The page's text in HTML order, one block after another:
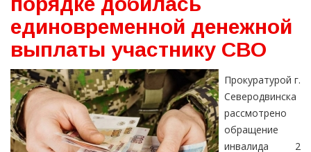
единовременной денежной
выплаты участнику СВО
Прокуратурой г.
Северодвинска
рассмотрено
обращение
инвалида 2